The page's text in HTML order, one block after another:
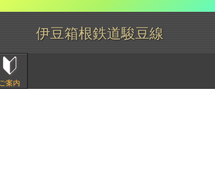
伊豆箱根鉄道駿豆線
ご案内